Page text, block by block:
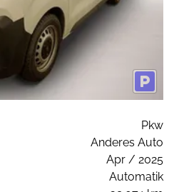
Pkw
Anderes Auto
Apr / 2025
Automatik